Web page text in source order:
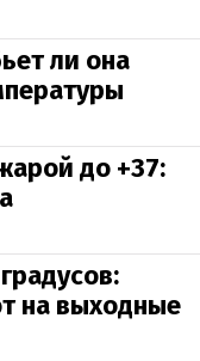
ли она
до +37:
на выходные